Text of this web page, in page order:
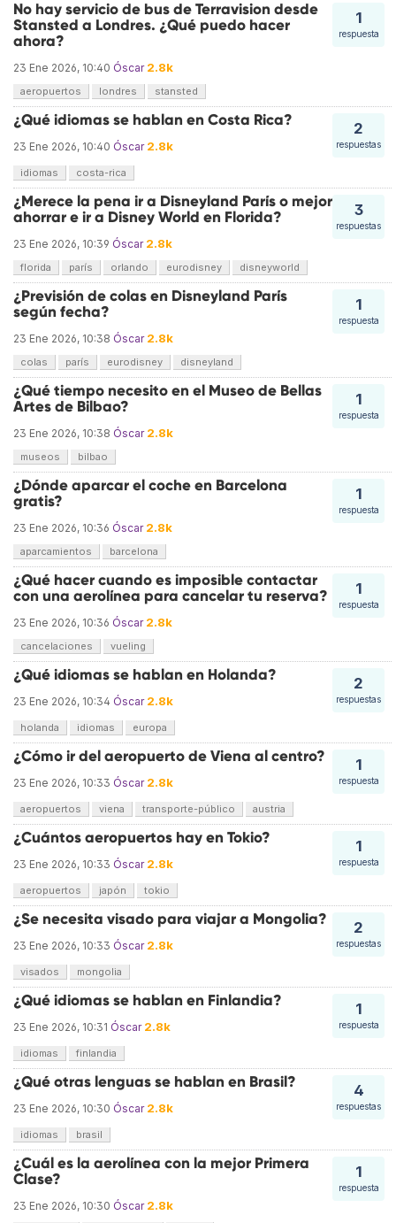
1
respuesta
No hay servicio de bus de Terravision desde
Stansted a Londres. ¿Qué puedo hacer
ahora?
23 Ene 2026, 10:40 Óscar 2.8k
aeropuertos londres stansted
2
respuestas
¿Qué idiomas se hablan en Costa Rica?
23 Ene 2026, 10:40 Óscar 2.8k
idiomas costa-rica
3
respuestas
¿Merece la pena ir a Disneyland París o mejor
ahorrar e ir a Disney World en Florida?
23 Ene 2026, 10:39 Óscar 2.8k
florida parís orlando eurodisney disneyworld
1
respuesta
¿Previsión de colas en Disneyland París
según fecha?
23 Ene 2026, 10:38 Óscar 2.8k
colas parís eurodisney disneyland
1
respuesta
¿Qué tiempo necesito en el Museo de Bellas
Artes de Bilbao?
23 Ene 2026, 10:38 Óscar 2.8k
museos bilbao
1
respuesta
¿Dónde aparcar el coche en Barcelona
gratis?
23 Ene 2026, 10:36 Óscar 2.8k
aparcamientos barcelona
1
respuesta
¿Qué hacer cuando es imposible contactar
con una aerolínea para cancelar tu reserva?
23 Ene 2026, 10:36 Óscar 2.8k
cancelaciones vueling
2
respuestas
¿Qué idiomas se hablan en Holanda?
23 Ene 2026, 10:34 Óscar 2.8k
holanda idiomas europa
1
respuesta
¿Cómo ir del aeropuerto de Viena al centro?
23 Ene 2026, 10:33 Óscar 2.8k
aeropuertos viena transporte-público austria
1
respuesta
¿Cuántos aeropuertos hay en Tokio?
23 Ene 2026, 10:33 Óscar 2.8k
aeropuertos japón tokio
2
respuestas
¿Se necesita visado para viajar a Mongolia?
23 Ene 2026, 10:33 Óscar 2.8k
visados mongolia
1
respuesta
¿Qué idiomas se hablan en Finlandia?
23 Ene 2026, 10:31 Óscar 2.8k
idiomas finlandia
4
respuestas
¿Qué otras lenguas se hablan en Brasil?
23 Ene 2026, 10:30 Óscar 2.8k
idiomas brasil
1
respuesta
¿Cuál es la aerolínea con la mejor Primera
Clase?
23 Ene 2026, 10:30 Óscar 2.8k